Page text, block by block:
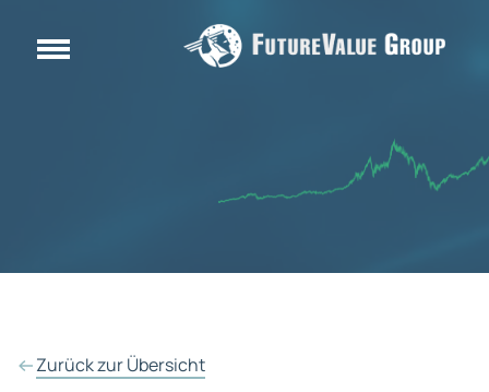
Zurück zur Übersicht